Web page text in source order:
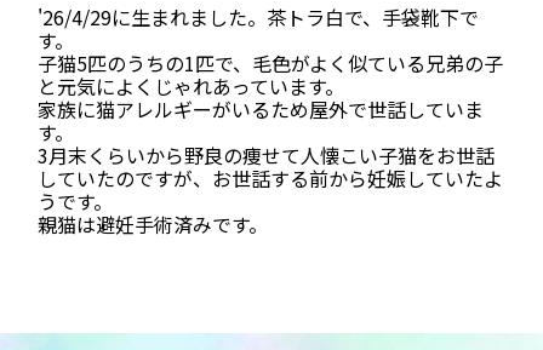
'26/4/29に生まれました。茶トラ白で、手袋靴下で
す。
子猫5匹のうちの1匹で、毛色がよく似ている兄弟の子
と元気によくじゃれあっています。
家族に猫アレルギーがいるため屋外で世話していま
す。
3月末くらいから野良の痩せて人懐こい子猫をお世話
していたのですが、お世話する前から妊娠していたよ
うです。
親猫は避妊手術済みです。